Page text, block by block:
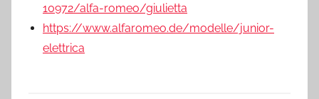
10972/alfa-romeo/giulietta
https://www.alfaromeo.de/modelle/junior-
elettrica